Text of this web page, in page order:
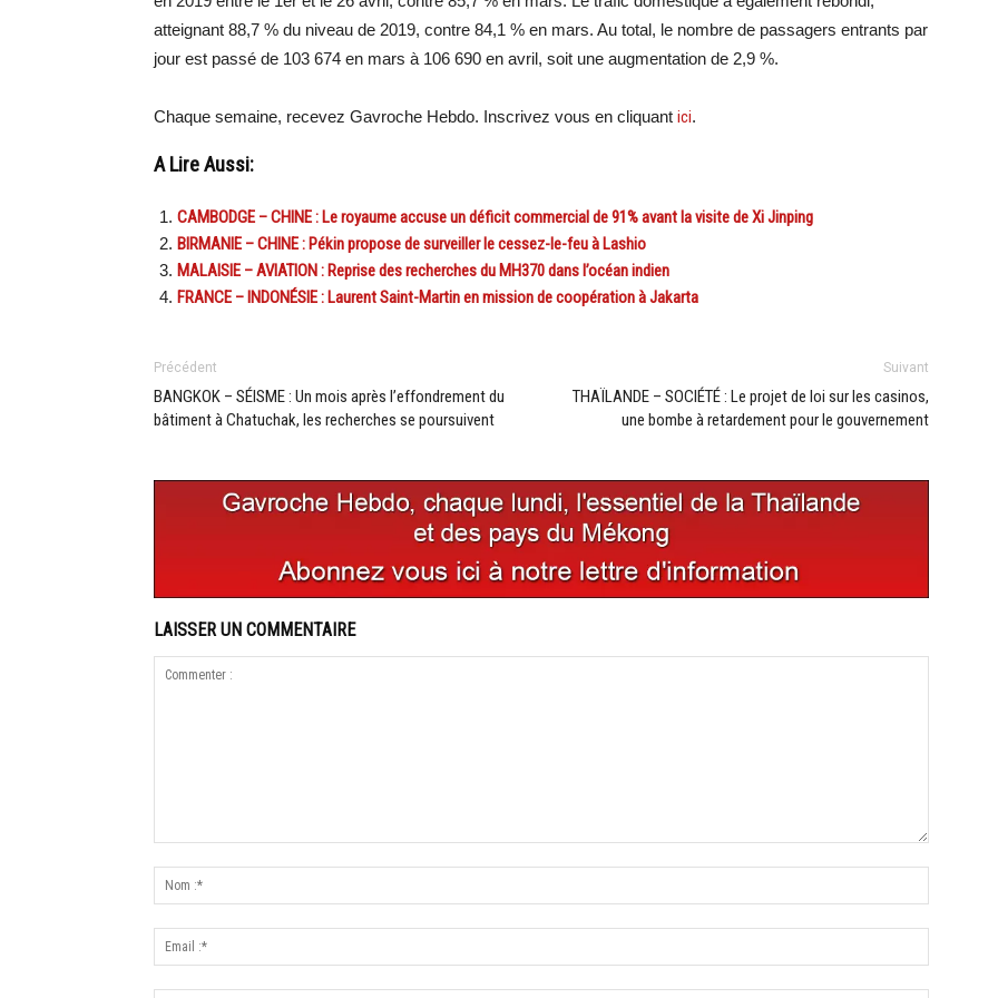
atteignant 88,7 % du niveau de 2019, contre 84,1 % en mars. Au total, le nombre de passagers entrants par
jour est passé de 103 674 en mars à 106 690 en avril, soit une augmentation de 2,9 %.
Chaque semaine, recevez Gavroche Hebdo. Inscrivez vous en cliquant ici.
A Lire Aussi:
CAMBODGE – CHINE : Le royaume accuse un déficit commercial de 91% avant la visite de Xi Jinping
BIRMANIE – CHINE : Pékin propose de surveiller le cessez-le-feu à Lashio
MALAISIE – AVIATION : Reprise des recherches du MH370 dans l’océan indien
FRANCE – INDONÉSIE : Laurent Saint-Martin en mission de coopération à Jakarta
Précédent
BANGKOK – SÉISME : Un mois après l’effondrement du
bâtiment à Chatuchak, les recherches se poursuivent
Suivant
THAÏLANDE – SOCIÉTÉ : Le projet de loi sur les casinos,
une bombe à retardement pour le gouvernement
LAISSER UN COMMENTAIRE